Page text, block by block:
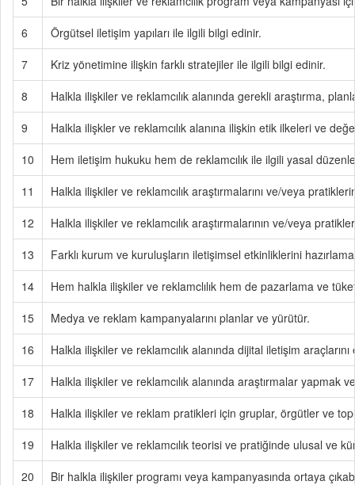
6
Örgütsel iletişim yapıları ile ilgili bilgi edinir.
7
Kriz yönetimine ilişkin farklı stratejiler ile ilgili bilgi edinir.
8
Halkla ilişkiler ve reklamcılık alanında gerekli araştırma,
9
Halkla ilişkler ve reklamcılık alanına ilişkin etik ilkeleri ve
10
Hem iletişim hukuku hem de reklamcılık ile ilgili yasal
11
Halkla ilişkiler ve reklamcılık araştırmalarını ve/veya
12
Halkla ilişkiler ve reklamcılık araştırmalarının ve/veya
13
Farklı kurum ve kuruluşların iletişimsel etkinliklerini
14
Hem halkla ilişkiler ve reklamclılık hem de pazarlama ve
15
Medya ve reklam kampanyalarını planlar ve yürütür.
16
Halkla ilişkiler ve reklamcılık alanında dijital iletişim
17
Halkla ilişkiler ve reklamcılık alanında araştırmalar
18
Halkla ilişkiler ve reklam pratikleri için gruplar, örgütler ve
19
Halkla ilişkiler ve reklamcılık teorisi ve pratiğinde ulusal ve
20
Bir halkla ilişkiler programı veya kampanyasında ortaya